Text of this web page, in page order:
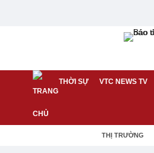
THỜI SỰ VTC NEWS TV
THỊ TRƯỜNG